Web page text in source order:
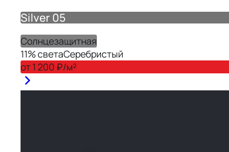
Silver 05
Солнцезащитная
11% светаСеребристый
от1 200 ₽/м²